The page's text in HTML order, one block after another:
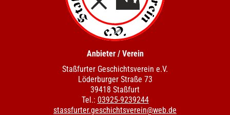
Anbieter / Verein
Staßfurter Geschichtsverein e.V.
Löderburger Straße 73
39418 Staßfurt
Tel.: 03925-9239244
stassfurter.geschichtsverein@web.de